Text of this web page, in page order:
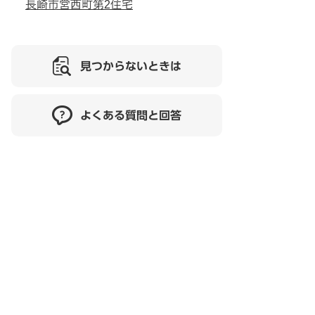
長崎市営西町第2住宅
見つからないときは
よくある質問と回答